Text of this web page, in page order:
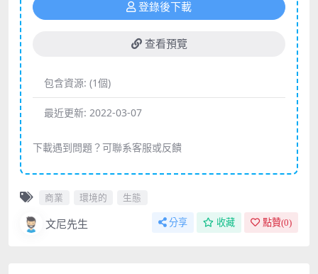
登錄後下載
查看預覽
包含資源: (1個)
最近更新: 2022-03-07
下載遇到問題？可聯系客服或反饋
商業 環境的 生態
文尼先生 分享 收藏 點贊(0)